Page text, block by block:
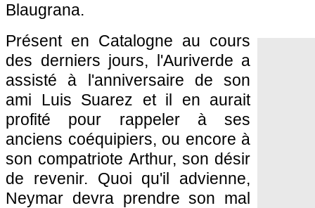
Blaugrana.
Présent en Catalogne au cours
des derniers jours, l'Auriverde a
assisté à l'anniversaire de son
ami Luis Suarez et il en aurait
profité pour rappeler à ses
anciens coéquipiers, ou encore à
son compatriote Arthur, son désir
de revenir. Quoi qu'il advienne,
Neymar devra prendre son mal